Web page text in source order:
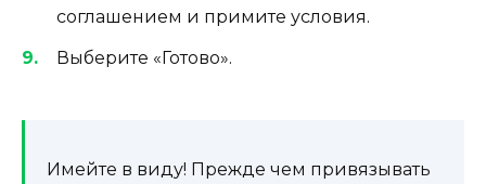
соглашением и примите условия.
Выберите «Готово».
Имейте в виду! Прежде чем привязывать